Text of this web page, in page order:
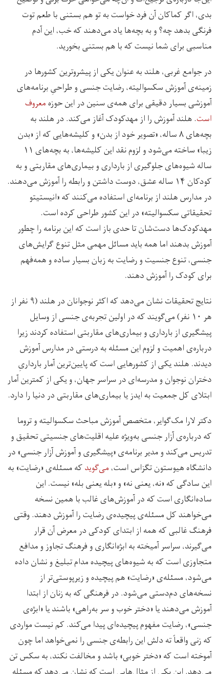
بدی، اگر کماکان آن فرد خواست به تو هم بستنی با طعم توت
فرنگی بدهد چه؟ و به بچه‌ها یاد می‌دهند که خب، این آدم
مناسبی برای شما نیست که با هم بستنی بخورید.
در جوامع غربی، هلند به عنوان یکی از پیشروترین کشورها در
زمینه‌ی آموزش سکسوالیته، رضایت جنسی و طراحیِ برنامه‌های
آموزشی بسیار دقیقی برای همه‌ی سنین در این حوزهمعروف
است. هلند آموزش را از مهدکودک آغاز می‌کند. در هلند به
بچه‌های ۸ ساله، «تصویر خود از بدن» و کلیشه‌هایی که از «بدن
زیبا» ساخته می‌شود و لزوم نقد این کلیشه‌ها، به بچه‌های ۱۱
ساله شیوه‌های جلوگیری از بارداری و بیماری‌های مقاربتی و به
کودکان ۱۴ ساله عشق، دوست داشتن و رابطه‌ را آموزش‌ می‌دهند.
در مدارس هلند از برنامه‌‌ای استفاده می‌کنند که «انیستیتو
تحقیقاتی سکسوالیته» در این کشور طراحی کرده است.
مهدکودک‌ها دست‌شان تا حدی باز است که این برنامه را چطور
آموزش بدهند اما همه باید مسائل مهمی مثل تنوع گرایش‌های
جنسی، تنوع جنسیت و رضایت به زبان بسیار ساده و همه‌فهم
برای کودک را آموزش دهند.
نتایج تحقیقات نشان می‌دهد که اکثر نوجوانان در هلند (۹ نفر از
هر ۱۰ نفر) می‌گویند که در اولین تجربه‌ی جنسی از وسایل
پیشگیری از بارداری و بیماری‌های مقاربتی استفاده کردند زیرا
درباره‌ی اهمیت و لزوم این مسئله به درستی در مدارس آموزش
دیدند. هلند یکی از کشورهایی است که پایین‌ترین آمار بارداریِ
دختران نوجوان و مدرسه‌ای در سراسر جهان، و یکی از کمترین آمار
ابتلای کل جمعیت به ایدز یا بیماری‌های مقاربتی در دنیا را دارد.
دکتر لارا مک‌گوایر، متخصص آموزش مباحث سکسوالیته و تروما
که درباره‌ی آزار جنسی به‌ویژه علیه اقلیت‌های جنسیتی تحقیق و
تدریس می‌کند و مدیر برنامه‌ی «پیشگیری و آموزش آزار جنسی» در
دانشگاه هیوستون تگزاس است،می‌گویدکه مسئله‌ی «رضایت» به
این سادگی که «نه، یعنی نه» و «بله یعنی بله» نیست. این
ساده‌انگاری است که در آموزش‌های غالب با همین نسخه
می‌خواهند کل مسئله‌ی پیچیده‌ی رضایت را آموزش دهند. وقتی
فرهنگ غالبی که همه از ابتدای کودکی در معرض آن قرار
می‌گیرند، سراسر آمیخته به ابژه‌انگاری و فرهنگ تجاوز و مدافع
متجاوزی است که به شیوه‌های پیچیده مدام تبلیغ و نشان داده
می‌شود، مسئله‌ی «رضایت» هم پیچیده و زیرپوستی‌تر از
نسخه‌های دم‌دستی می‌شود. در فرهنگی که به زنان از ابتدا
آموزش می‌دهند یا «دختر خوب و سر به‌راهی» باشند یا «ابژه‌ی
جنسی»، رضایت مفهوم پیچیده‌ای پیدا می‌کند. کم نیست مواردی
که زنی واقعاً ته دلش این رابطه‌ی جنسی را نمی‌خواهد اما چون
آموخته است که «دختر خوبی» باشد و مخالفت نکند، به سکس تن